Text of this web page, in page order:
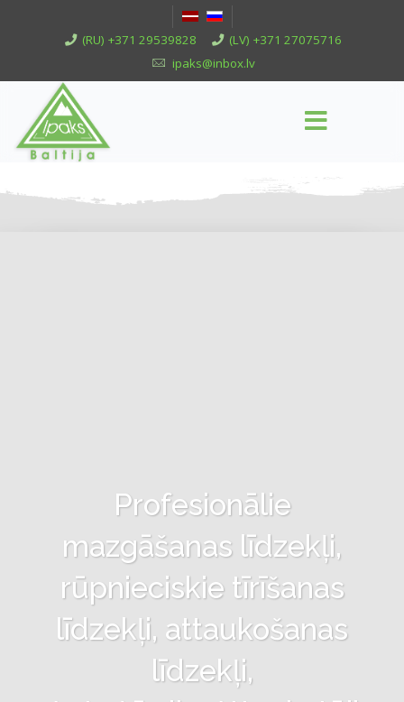
(RU) +371 29539828
(LV) +371 27075716
ipaks@inbox.lv
Profesionālie
mazgāšanas līdzekļi,
rūpnieciskie tīrīšanas
līdzekļi, attaukošanas
līdzekļi,